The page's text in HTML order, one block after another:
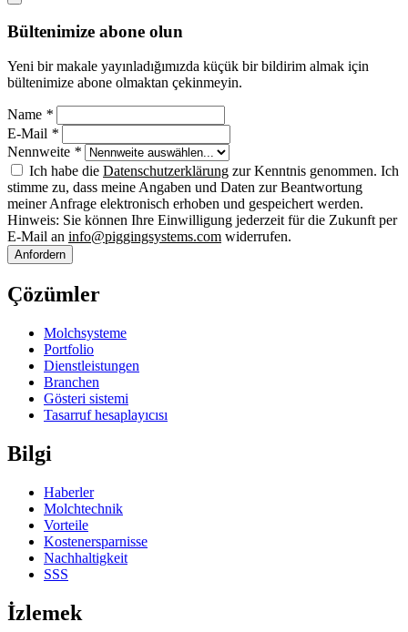
Bültenimize abone olun
Yeni bir makale yayınladığımızda küçük bir bildirim almak için
bültenimize abone olmaktan çekinmeyin.
Name *
E-Mail *
Nennweite *
Ich habe die Datenschutzerklärung zur Kenntnis genommen. Ich
stimme zu, dass meine Angaben und Daten zur Beantwortung
meiner Anfrage elektronisch erhoben und gespeichert werden.
Hinweis: Sie können Ihre Einwilligung jederzeit für die Zukunft per
E-Mail an info@piggingsystems.com widerrufen.
Anfordern
Çözümler
Molchsysteme
Portfolio
Dienstleistungen
Branchen
Gösteri sistemi
Tasarruf hesaplayıcısı
Bilgi
Haberler
Molchtechnik
Vorteile
Kostenersparnisse
Nachhaltigkeit
SSS
İzlemek